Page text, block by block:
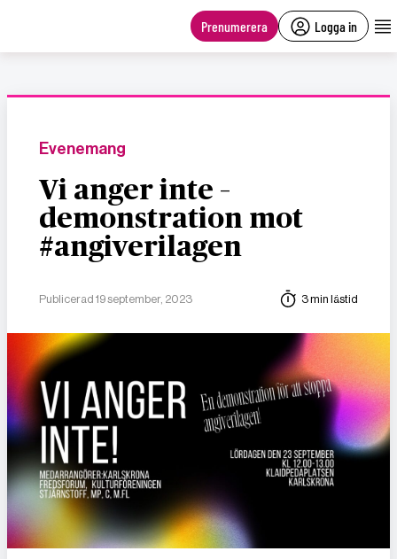
Prenumerera Logga in
Evenemang
Vi anger inte –
demonstration mot
#angiverilagen
Publicerad 19 september, 2023 3 min lästid